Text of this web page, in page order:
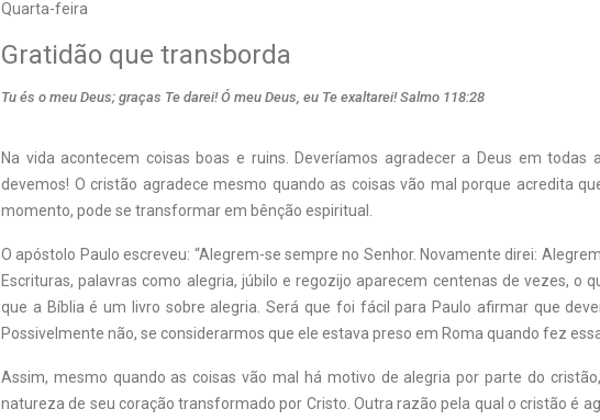
Quarta-feira
Gratidão que transborda
Tu és o meu Deus; graças Te darei! Ó meu Deus, eu Te exaltarei! Salmo 118:28
Na vida acontecem coisas boas e ruins. Deveríamos agradecer a Deus em todas
devemos! O cristão agradece mesmo quando as coisas vão mal porque acredita
momento, pode se transformar em bênção espiritual.
O apóstolo Paulo escreveu: “Alegrem-se sempre no Senhor. Novamente direi:
Escrituras, palavras como alegria, júbilo e regozijo aparecem centenas de vezes, o
que a Bíblia é um livro sobre alegria. Será que foi fácil para Paulo afirmar que
Possivelmente não, se considerarmos que ele estava preso em Roma quando fez
Assim, mesmo quando as coisas vão mal há motivo de alegria por parte do
natureza de seu coração transformado por Cristo. Outra razão pela qual o cristão é